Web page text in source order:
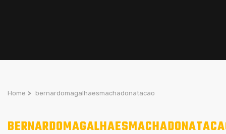
Home > bernardomagalhaesmachadonatacao